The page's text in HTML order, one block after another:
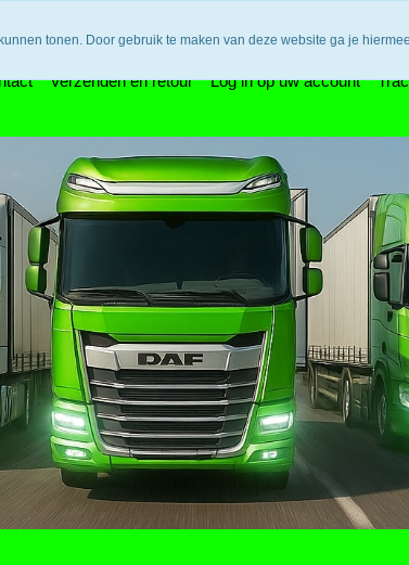
Verzenden en retour Log in op uw account
tonen. Door gebruik te maken van deze website ga je